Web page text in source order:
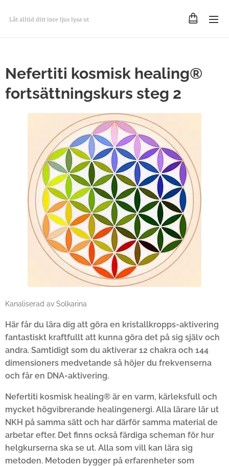
Låt alltid ditt inre ljus lysa ut
Nefertiti kosmisk healing®
fortsättningskurs steg 2
Kanaliserad av Solkarina
Här får du lära dig att göra en kristallkropps-aktivering
fantastiskt kraftfullt att kunna göra det på sig själv och
andra. Samtidigt som du aktiverar 12 chakra och 144
dimensioners medvetande så höjer du frekvenserna
och får en DNA-aktivering.
Nefertiti kosmisk healing® är en varm, kärleksfull och
mycket högvibrerande healingenergi. Alla lärare lär ut
NKH på samma sätt och har därför samma material de
arbetar efter. Det finns också färdiga scheman för hur
helgkurserna ska se ut. Alla som vill kan lära sig
metoden. Metoden bygger på erfarenheter som